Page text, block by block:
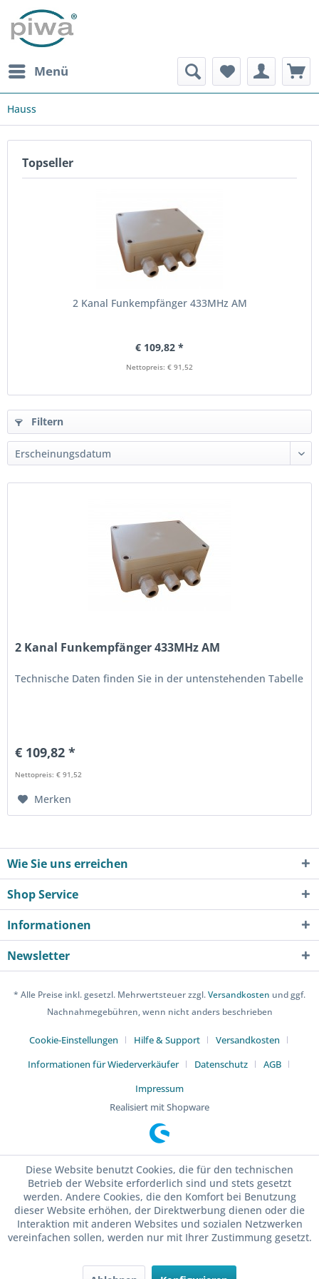
Menü
Hauss
Topseller
2 Kanal Funkempfänger 433MHz AM
€ 109,82 *
Nettopreis: € 91,52
Filtern
2 Kanal Funkempfänger 433MHz AM
Technische Daten finden Sie in der untenstehenden Tabelle
€ 109,82 *
Nettopreis: € 91,52
Merken
Wie Sie uns erreichen
Shop Service
Informationen
Newsletter
* Alle Preise inkl. gesetzl. Mehrwertsteuer zzgl.Versandkosten und ggf.
Nachnahmegebühren, wenn nicht anders beschrieben
Cookie-Einstellungen Hilfe & Support
Versandkosten
Informationen für Wiederverkäufer
Datenschutz
AGB
Impressum
Realisiert mit Shopware
Diese Website benutzt Cookies, die für den technischen
Betrieb der Website erforderlich sind und stets gesetzt
werden. Andere Cookies, die den Komfort bei Benutzung
dieser Website erhöhen, der Direktwerbung dienen oder die
Interaktion mit anderen Websites und sozialen Netzwerken
vereinfachen sollen, werden nur mit Ihrer Zustimmung gesetzt.